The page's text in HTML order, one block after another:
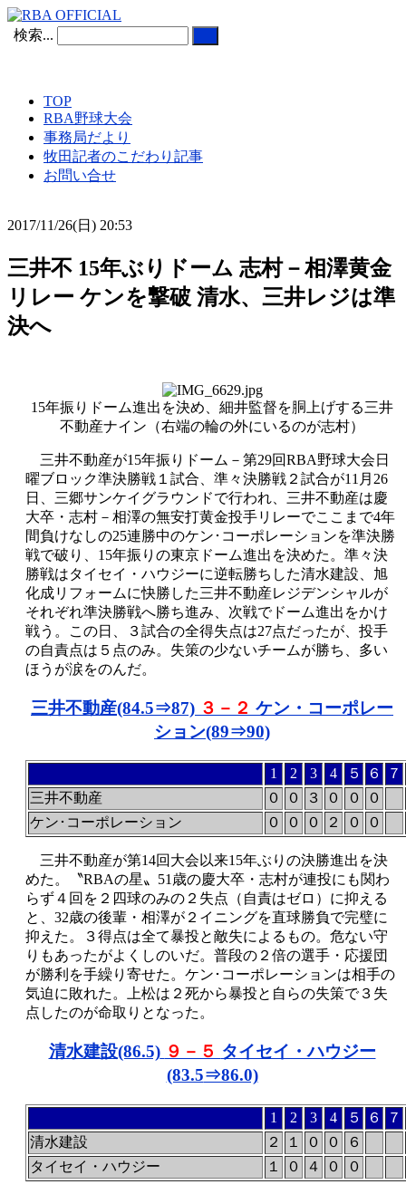
検索...
TOP
RBA野球大会
事務局だより
牧田記者のこだわり記事
お問い合せ
2017/11/26(日) 20:53
三井不 15年ぶりドーム 志村－相澤黄金
リレー ケンを撃破 清水、三井レジは準
決へ
15年振りドーム進出を決め、細井監督を胴上げする三井
不動産ナイン（右端の輪の外にいるのが志村）
三井不動産が15年振りドーム－第29回RBA野球大会日
曜ブロック準決勝戦１試合、準々決勝戦２試合が11月26
日、三郷サンケイグラウンドで行われ、三井不動産は慶
大卒・志村－相澤の無安打黄金投手リレーでここまで4年
間負けなしの25連勝中のケン･コーポレーションを準決勝
戦で破り、15年振りの東京ドーム進出を決めた。準々決
勝戦はタイセイ・ハウジーに逆転勝ちした清水建設、旭
化成リフォームに快勝した三井不動産レジデンシャルが
それぞれ準決勝戦へ勝ち進み、次戦でドーム進出をかけ
戦う。この日、３試合の全得失点は27点だったが、投手
の自責点は５点のみ。失策の少ないチームが勝ち、多い
ほうが涙をのんだ。
三井不動産(84.5⇒87) ３－２ ケン・コーポレー
ション(89⇒90)
1 2 3 4 ５ ６
７
三井不動産
０ ０ ３ ０ ０
０
ケン･コーポレーション
０ ０ ０ ２ ０ ０
三井不動産が第14回大会以来15年ぶりの決勝進出を決
めた。〝RBAの星〟51歳の慶大卒・志村が連投にも関わ
らず４回を２四球のみの２失点（自責はゼロ）に抑える
と、32歳の後輩・相澤が２イニングを直球勝負で完璧に
抑えた。３得点は全て暴投と敵失によるもの。危ない守
りもあったがよくしのいだ。普段の２倍の選手・応援団
が勝利を手繰り寄せた。ケン･コーポレーションは相手の
気迫に敗れた。上松は２死から暴投と自らの失策で３失
点したのが命取りとなった。
清水建設(86.5) ９－５ タイセイ・ハウジー
(83.5⇒86.0)
1 2 3 4 ５ ６
７
清水建設
２ １ ０ ０
６
タイセイ・ハウジー
１ ０ ４ ０ ０